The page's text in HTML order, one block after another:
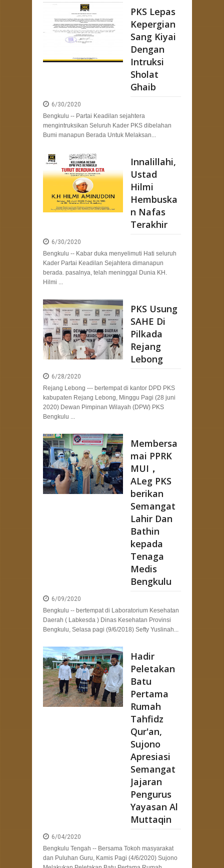
Merancang Strategi Pemenangan Pemilu dengan Kehadiran Bang Hans
PKS Lepas
Kepergian
Sang Kiyai
Dengan
Intruksi
Sholat
Ghaib
6/30/2020
Bengkulu -- Partai Keadilan sejahtera
mengintruksikan Seluruh Kader PKS dibelahan
Bumi manapun Berada Untuk Melaksan...
Innalillahi,
Ustad
Hilmi
Hembuska
n Nafas
Terakhir
6/30/2020
Bengkulu -- Kabar duka menyelimuti Hati seluruh
Kader Partai Keadilan Sejahtera dimanapun
berada. pasalnya, telah meninggal Dunia KH.
Hilmi ...
PKS Usung
SAHE Di
Pilkada
Rejang
Lebong
6/28/2020
Rejang Lebong --- bertempat di kantor DPD PKS
kabupaten Rejang Lebong, Minggu Pagi (28 juni
2020) Dewan Pimpinan Wilayah (DPW) PKS
Bengkulu ...
Membersa
mai PPRK
MUI，
ALeg PKS
berikan
Semangat
Lahir Dan
Bathin
kepada
Tenaga
Medis
Bengkulu
6/09/2020
Bengkulu -- bertempat di Laboratorium Kesehatan
Daerah ( Labkesda ) Dinas Kesehatan Provinsi
Bengkulu, Selasa pagi (9/6/2018) Sefty Yuslinah...
Hadir
Peletakan
Batu
Pertama
Rumah
Tahfidz
Qur'an,
Sujono
Apresiasi
Semangat
Jajaran
Pengurus
Yayasan Al
Muttaqin
6/04/2020
Bengkulu Tengah -- Bersama Tokoh masyarakat
dan Puluhan Guru, Kamis Pagi (4/6/2020) Sujono